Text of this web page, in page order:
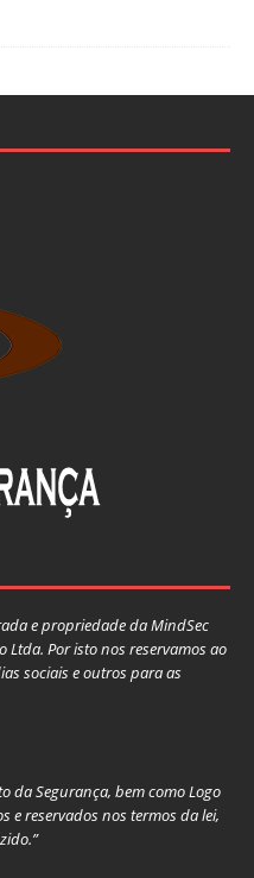
e propriedade da MindSec
Ltda. Por isto nos reservamos ao
sociais e outros para as
da Segurança, bem como Logo
e reservados nos termos da lei,